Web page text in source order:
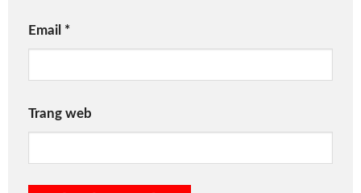
Email *
Trang web